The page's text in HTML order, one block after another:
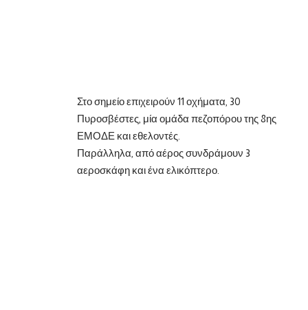
Στο σημείο επιχειρούν 11 οχήματα, 30
Πυροσβέστες, μία ομάδα πεζοπόρου της 8ης
ΕΜΟΔΕ και εθελοντές.
Παράλληλα, από αέρος συνδράμουν 3
αεροσκάφη και ένα ελικόπτερο.